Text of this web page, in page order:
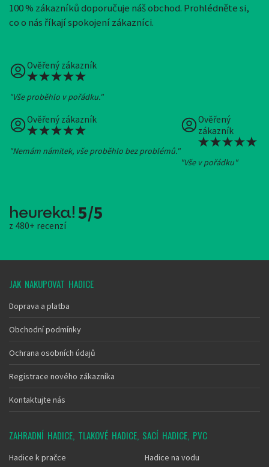
100 % zákazníků doporučuje náš obchod. Prohlédněte si,
co o nás říkají spokojení zákazníci.
Ověřený zákazník
"Vše proběhlo v pořádku."
Ověřený zákazník
"Nemám námitek, vše proběhlo bez problémů."
Ověřený
zákazník
"Vše v pořádku"
5/5
z 480+ recenzí
JAK NAKUPOVAT HADICE
Doprava a platba
Obchodní podmínky
Ochrana osobních údajů
Registrace nového zákazníka
Kontaktujte nás
ZAHRADNÍ HADICE, TLAKOVÉ HADICE, SACÍ HADICE, PVC
Hadice k pračce Hadice na vodu